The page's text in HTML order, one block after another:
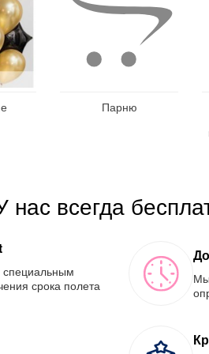
Парню
нас всегда
срока полета